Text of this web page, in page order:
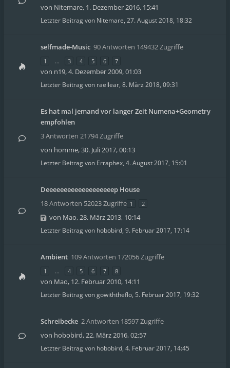
von Nitemare, 1. Dezember 2016, 15:41
Letzter Beitrag von Nitemare, 27. August 2018, 18:32
selfmade-Music 90 Antworten 149432 Zugriffe
1 … 3 4 5 6 7
von n19,4. Dezember 2009, 01:03
Letzter Beitrag von raellear, 8. März 2018, 09:31
Es hat mal jemand vor langer Zeit Numena+Geometry
empfohlen
3 Antworten 21794 Zugriffe
von homme,30. Juli 2017, 00:13
Letzter Beitrag von Erraphex, 4. August 2017, 15:01
Deeeeeeeeeeeeeeeeeeep House
18 Antworten 52023 Zugriffe 1 2
von Mao,28. März 2013, 10:14
Letzter Beitrag von hobobird, 9. Februar 2017, 17:14
Ambient 109 Antworten 172056 Zugriffe
1 … 4 5 6 7 8
von Mao, 12. Februar 2010, 14:11
Letzter Beitrag vongowiththeflo, 5. Februar 2017, 19:32
Schreibecke 2 Antworten 18597 Zugriffe
von hobobird,22. März 2016, 02:57
Letzter Beitrag von hobobird, 4. Februar 2017, 14:45